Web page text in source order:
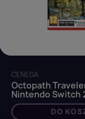
CENEGA
Octopath
Nintendo Switch
DO